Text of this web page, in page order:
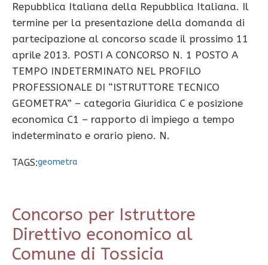
Repubblica Italiana della Repubblica Italiana. Il
termine per la presentazione della domanda di
partecipazione al concorso scade il prossimo 11
aprile 2013. POSTI A CONCORSO N. 1 POSTO A
TEMPO INDETERMINATO NEL PROFILO
PROFESSIONALE DI “ISTRUTTORE TECNICO
GEOMETRA” – categoria Giuridica C e posizione
economica C1 – rapporto di impiego a tempo
indeterminato e orario pieno. N.
TAGS:geometra
Concorso per Istruttore
Direttivo economico al
Comune di Tossicia